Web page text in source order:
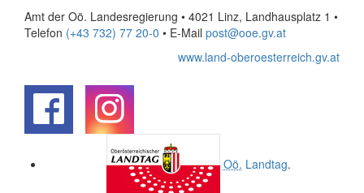
Amt der Oö. Landesregierung • 4021 Linz, Landhausplatz 1 •
Telefon (+43 732) 77 20-0 • E-Mail post@ooe.gv.at
www.land-oberoesterreich.gv.at
Oö. Landtag.